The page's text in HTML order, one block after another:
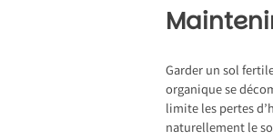
Garder un sol
organique se
limite les pertes
naturellement le